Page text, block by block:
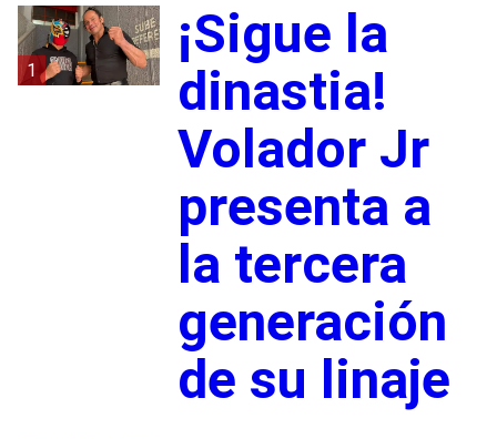
1
¡Sigue la
dinastia!
Volador Jr
presenta a
la tercera
generación
de su linaje